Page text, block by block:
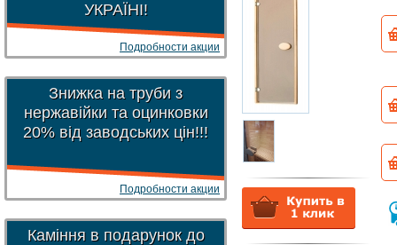
УКРАЇНІ!
Подробности акции
Знижка на труби з
нержавійки та оцинковки
20% від заводських цін!!!
Подробности акции
Каміння в подарунок до